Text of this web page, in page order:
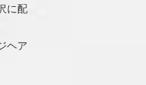
に配
ヘア